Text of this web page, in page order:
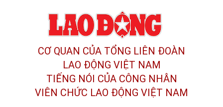
CƠ QUAN CỦA TỔNG LIÊN ĐOÀN
LAO ĐỘNG VIỆT NAM
TIẾNG NÓI CỦA CÔNG NHÂN
VIÊN CHỨC LAO ĐỘNG VIỆT NAM